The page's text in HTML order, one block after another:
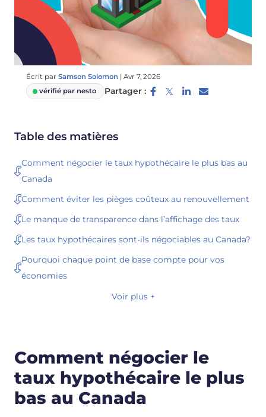
Écrit par Samson Solomon | Avr 7, 2026
vérifié par nesto
Partager :
Table des matières
Comment négocier le taux hypothécaire le plus bas au
Canada
Comment éviter les pièges coûteux au renouvellement
Le manque de transparence dans l’affichage des taux
Les taux hypothécaires sont-ils négociables au Canada?
Pourquoi chaque point de base compte pour vos
économies
Voir plus +
Comment négocier le
taux hypothécaire le plus
bas au Canada